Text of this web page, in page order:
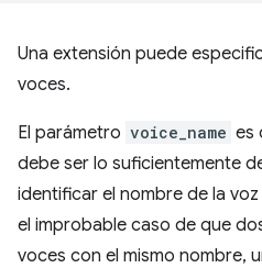
Una extensión puede
voces.
El parámetro voice_name es
debe ser lo suficientemente
identificar el nombre de la
el improbable caso de que
voces con el mismo nombre,